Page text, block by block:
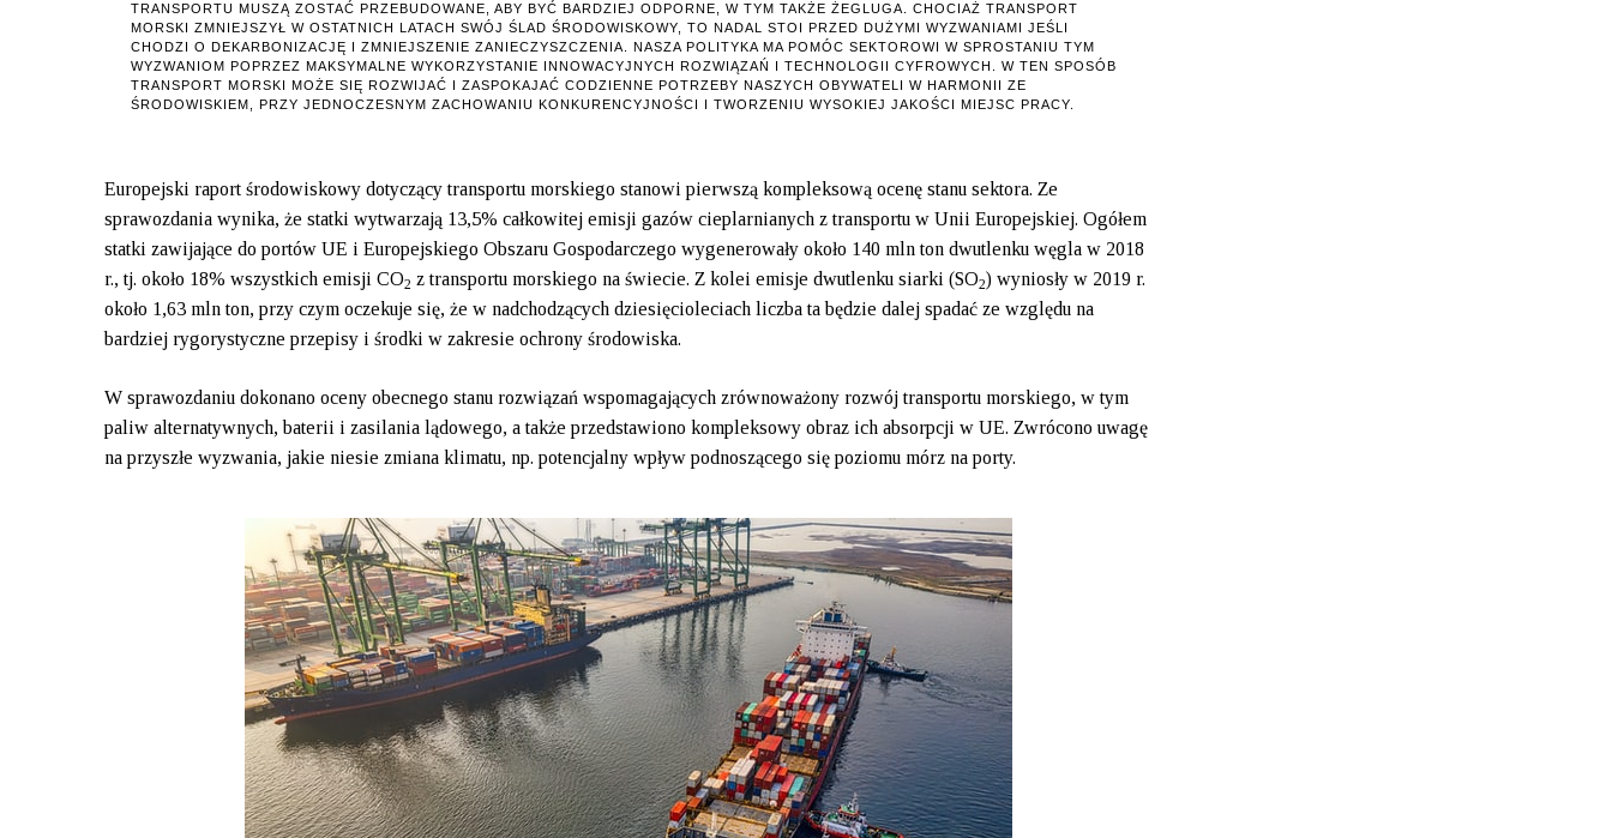
TRANSPORTU MUSZĄ ZOSTAĆ PRZEBUDOWANE, ABY BYĆ BARDZIEJ ODPORNE, W TYM TAKŻE ŻEGLUGA. CHOCIAŻ TRANSPORT
MORSKI ZMNIEJSZYŁ W OSTATNICH LATACH SWÓJ ŚLAD ŚRODOWISKOWY, TO NADAL STOI PRZED DUŻYMI WYZWANIAMI JEŚLI
CHODZI O DEKARBONIZACJĘ I ZMNIEJSZENIE ZANIECZYSZCZENIA. NASZA POLITYKA MA POMÓC SEKTOROWI W SPROSTANIU TYM
WYZWANIOM POPRZEZ MAKSYMALNE WYKORZYSTANIE INNOWACYJNYCH ROZWIĄZAŃ I TECHNOLOGII CYFROWYCH. W TEN SPOSÓB
TRANSPORT MORSKI MOŻE SIĘ ROZWIJAĆ I ZASPOKAJAĆ CODZIENNE POTRZEBY NASZYCH OBYWATELI W HARMONII ZE
ŚRODOWISKIEM, PRZY JEDNOCZESNYM ZACHOWANIU KONKURENCYJNOŚCI I TWORZENIU WYSOKIEJ JAKOŚCI MIEJSC PRACY.
Europejski raport środowiskowy dotyczący transportu morskiego stanowi pierwszą kompleksową ocenę stanu sektora. Ze
sprawozdania wynika, że ​​statki wytwarzają 13,5% całkowitej emisji gazów cieplarnianych z transportu w Unii Europejskiej. Ogółem
statki zawijające do portów UE i Europejskiego Obszaru Gospodarczego wygenerowały około 140 mln ton dwutlenku węgla w 2018
r., tj. około 18% wszystkich emisji CO2 z transportu morskiego na świecie. Z kolei emisje dwutlenku siarki (SO2) wyniosły w 2019 r.
około 1,63 mln ton, przy czym oczekuje się, że w nadchodzących dziesięcioleciach liczba ta będzie dalej spadać ze względu na
bardziej rygorystyczne przepisy i środki w zakresie ochrony środowiska.
W sprawozdaniu dokonano oceny obecnego stanu rozwiązań wspomagających zrównoważony rozwój transportu morskiego, w tym
paliw alternatywnych, baterii i zasilania lądowego, a także przedstawiono kompleksowy obraz ich absorpcji w UE. Zwrócono uwagę
na przyszłe wyzwania, jakie niesie zmiana klimatu, np. potencjalny wpływ podnoszącego się poziomu mórz na porty.